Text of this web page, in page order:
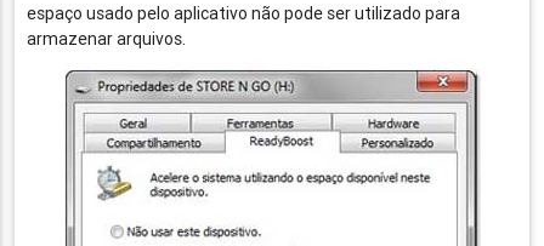
espaço usado pelo aplicativo não pode ser utilizado para
armazenar arquivos.